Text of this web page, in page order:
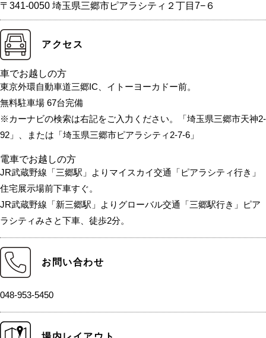
〒341-0050 埼玉県三郷市ピアラシティ２丁目7−６
アクセス
車でお越しの方
東京外環自動車道三郷IC、イトーヨーカドー前。
無料駐車場 67台完備
※カーナビの検索は右記をご入力ください。「埼玉県三郷市天神2-
92」、または「埼玉県三郷市ピアラシティ2-7-6」
電車でお越しの方
JR武蔵野線「三郷駅」よりマイスカイ交通「ピアラシティ行き」
住宅展示場前下車すぐ。
JR武蔵野線「新三郷駅」よりグローバル交通「三郷駅行き」ピア
ラシティみさと下車、徒歩2分。
お問い合わせ
048-953-5450